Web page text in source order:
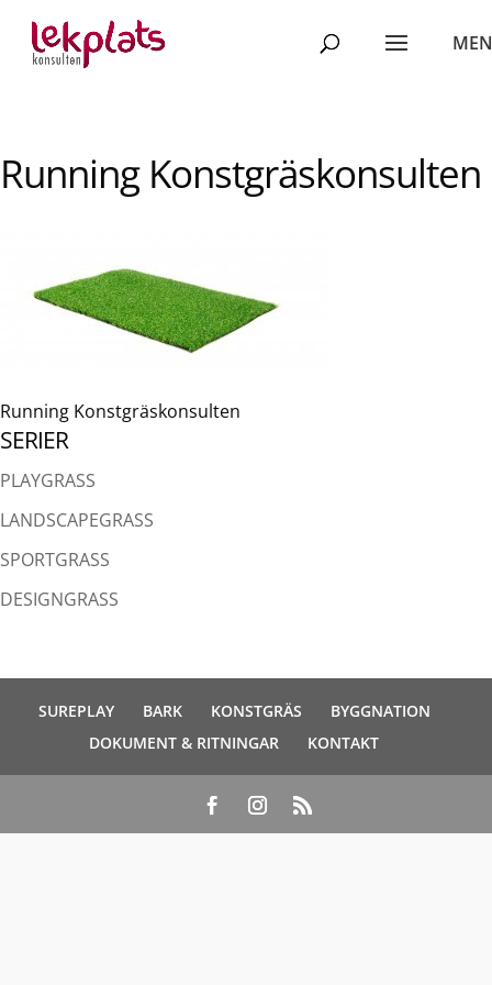
Running Konstgräskonsulten
Running Konstgräskonsulten
SERIER
PLAYGRASS
LANDSCAPEGRASS
SPORTGRASS
DESIGNGRASS
SUREPLAY BARK KONSTGRÄS
BYGGNATION
DOKUMENT & RITNINGAR
KONTAKT